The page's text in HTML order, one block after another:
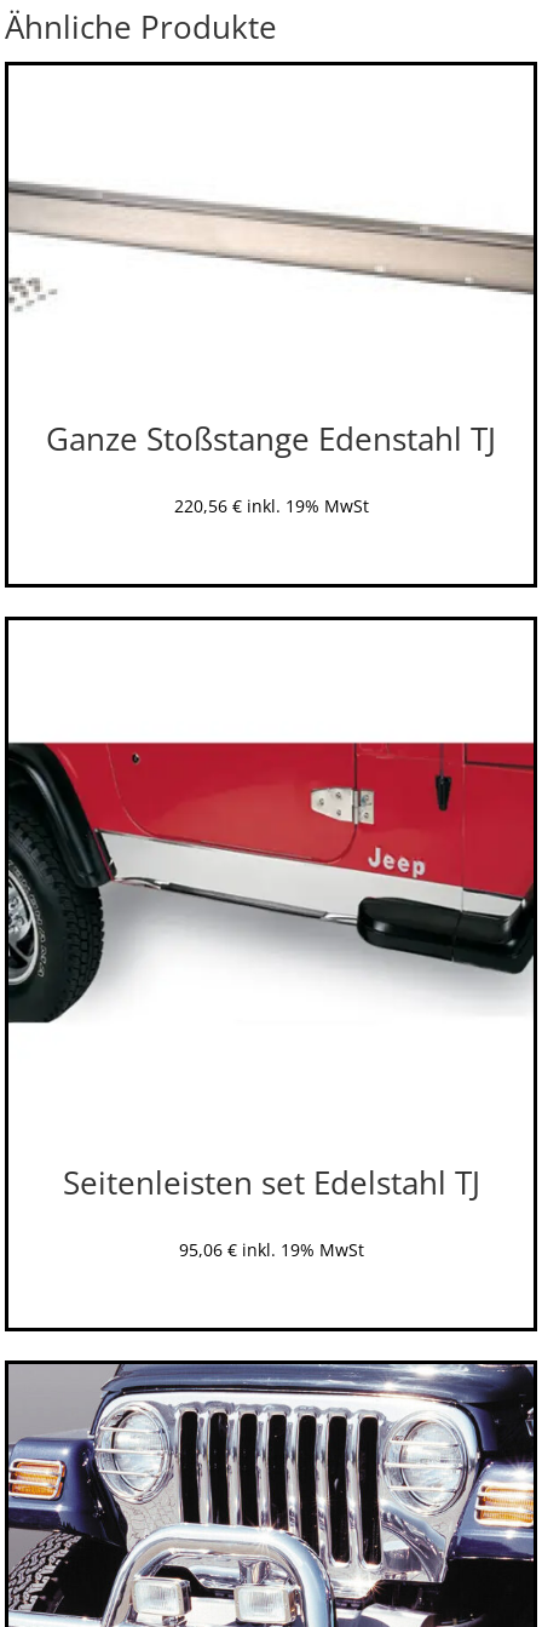
Ähnliche Produkte
Ganze Stoßstange Edenstahl TJ
220,56 € inkl. 19% MwSt
Seitenleisten set Edelstahl TJ
95,06 € inkl. 19% MwSt